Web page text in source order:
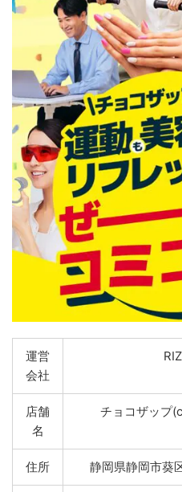
運営
会社
店舗
名
チョコザップ
住所 静岡県静岡市葵